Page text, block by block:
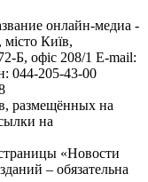
онлайн-медиа -
Київ,
офіс 208/1 E-mail:
044-205-43-00
размещённых на
на
«Новости
– обязательна